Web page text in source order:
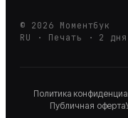
© 2026
Моментбук
RU · Печать · 2
Политика
Публичная оферта